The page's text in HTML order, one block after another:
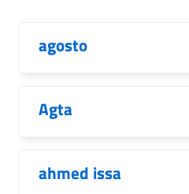
agosto
Agta
ahmed issa